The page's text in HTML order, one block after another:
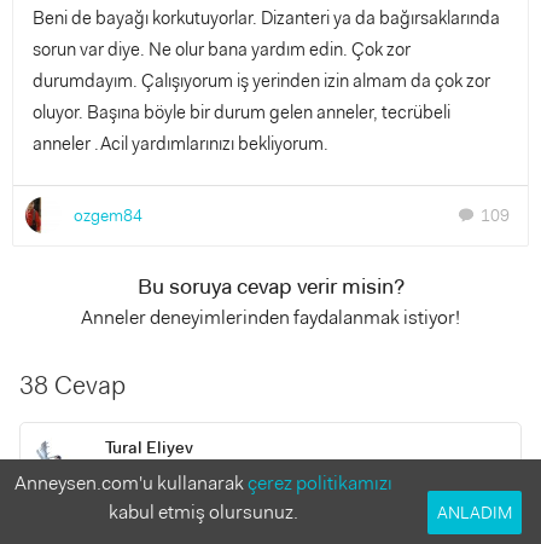
Beni de bayağı korkutuyorlar. Dizanteri ya da bağırsaklarında
sorun var diye. Ne olur bana yardım edin. Çok zor
durumdayım. Çalışıyorum iş yerinden izin almam da çok zor
oluyor. Başına böyle bir durum gelen anneler, tecrübeli
anneler .Acil yardımlarınızı bekliyorum.
ozgem84 chat 109
Bu soruya cevap verir misin?
Anneler deneyimlerinden faydalanmak istiyor!
38 Cevap
Tural Eliyev
6 yıl önce
Anneysen.com'u kullanarakçerez politikamızı
kabul etmiş olursunuz.
ANLADIM